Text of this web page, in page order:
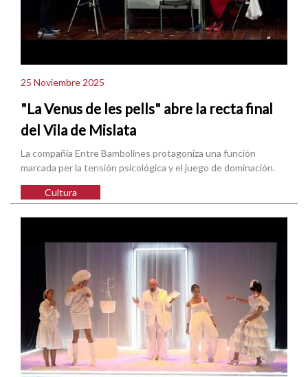
25 Noviembre 2025
"La Venus de les pells" abre la recta final
del Vila de Mislata
La compañía Entre Bambolines protagoniza una función
marcada per la tensión psicológica y el juego de dominación.
Cultura